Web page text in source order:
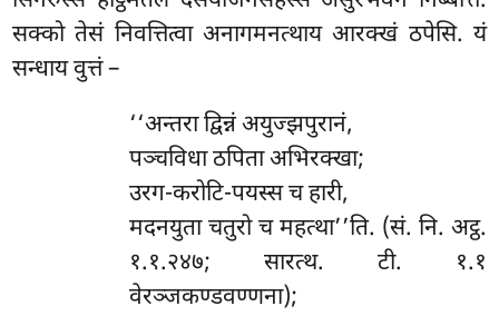
सक्को तेसं निवत्तित्वा अनागमनत्थाय आरक्खं ठपेसि. यं
सन्धाय वुत्तं –
‘‘अन्तराद्विन्नं अयुज्झपुरानं,
पञ्चविधा ठपिता अभिरक्खा;
उरग-करोटि-पयस्स च हारी,
मदनयुता चतुरो च महत्था’’ति. (सं. नि. अट्ठ.
१.१.२४७; सारत्थ. टी. १.१
वेरञ्जकण्डवण्णना);